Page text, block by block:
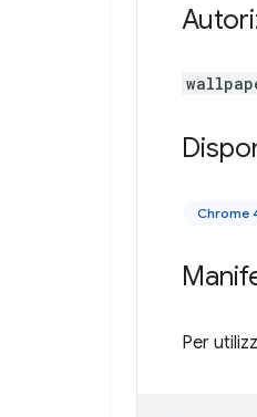
Chrome
Per